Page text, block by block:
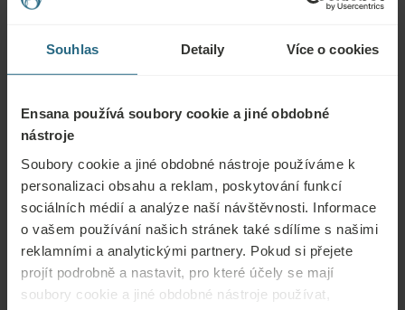
Souhlas Detaily Více o cookies
Ensana používá soubory cookie a jiné obdobné
nástroje
Soubory cookie a jiné obdobné nástroje používáme k
personalizaci obsahu a reklam, poskytování funkcí
sociálních médií a analýze naší návštěvnosti. Informace
o vašem používání našich stránek také sdílíme s našimi
reklamními a analytickými partnery. Pokud si přejete
projít podrobně a nastavit, pro které účely se mají
soubory cookie a jiné obdobné nástroje používat,
LÉČIVÉ
TERMÁLNÍ
centrum
služby
Wellness
služby
Fitness Klimatizace
Wi-Fi Restaurace
Konferenční
místnosti
Recepce 24h
Garážové
Parkoviště